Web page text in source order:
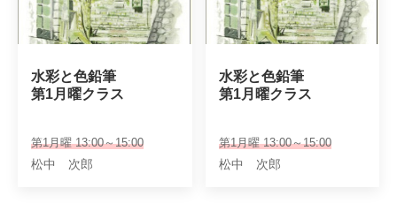
水彩と色鉛筆
第1月曜クラス
第1月曜 13:00～15:00
松中 次郎
水彩と色鉛筆
第1月曜クラス
第1月曜 13:00～15:00
松中 次郎